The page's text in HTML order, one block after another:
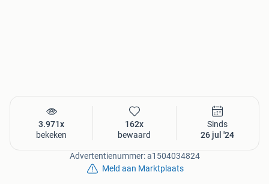
3.971x
bekeken
162x
bewaard
Sinds
26 jul '24
Advertentienummer: a1504034824
Meld aan Marktplaats